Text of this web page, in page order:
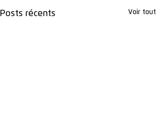
Posts récents Voir tout